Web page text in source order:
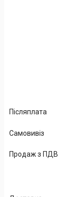
Післяплата
Самовивіз
Продаж з ПДВ